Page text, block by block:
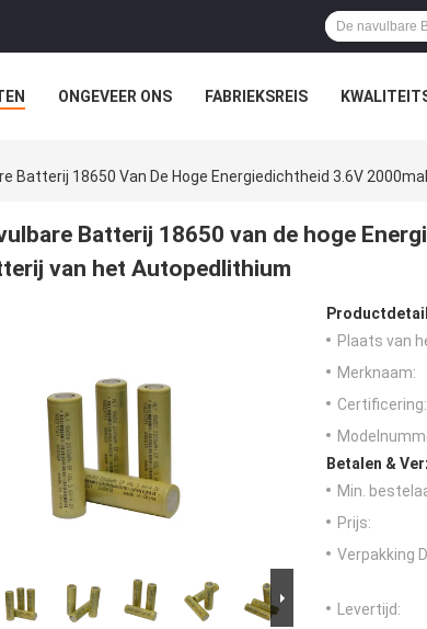
ONGEVEER ONS FABRIEKSREIS
Batterij 18650 Van De Hoge Energiedichtheid 3.6V
Batterij 18650 van de hoge
van het Autopedlithium
Plaats van
Merknaam:
Certificering:
Betalen &
Min.
Prijs:
Verpakking
Levertijd: